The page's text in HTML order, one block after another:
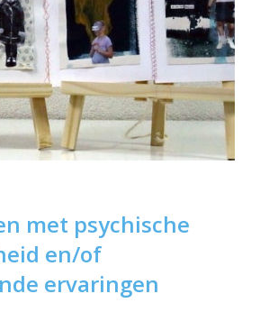
met psychische
en/of
ervaringen